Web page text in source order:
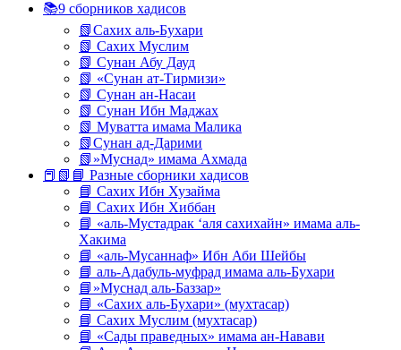
📚9 сборников хадисов
📗Сахих аль-Бухари
📗 Сахих Муслим
📗 Сунан Абу Дауд
📗 «Сунан ат-Тирмизи»
📗 Сунан ан-Насаи
📗 Сунан Ибн Маджах
📗 Муватта имама Малика
📗Сунан ад-Дарими
📗»Муснад» имама Ахмада
📕📗📘 Разные сборники хадисов
📘 Сахих Ибн Хузайма
📘 Сахих Ибн Хиббан
📘 «аль-Мустадрак ‘аля сахихайн» имама аль-
Хакима
📘 «аль-Мусаннаф» Ибн Аби Шейбы
📘 аль-Адабуль-муфрад имама аль-Бухари
📘»Муснад аль-Баззар»
📘 «Сахих аль-Бухари» (мухтасар)
📘 Сахих Муслим (мухтасар)
📘 «Сады праведных» имама ан-Навави